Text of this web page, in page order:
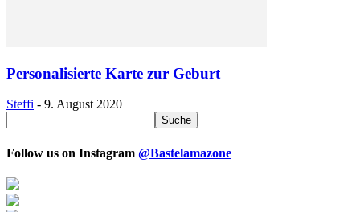
Personalisierte Karte zur Geburt
Steffi - 9. August 2020
Follow us on Instagram @Bastelamazone